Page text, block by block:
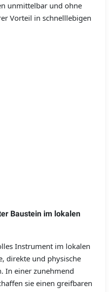
unmittelbar und ohne
Vorteil in schnelllebigen
Baustein im lokalen
Instrument im lokalen
direkte und physische
In einer zunehmend
sie einen greifbaren